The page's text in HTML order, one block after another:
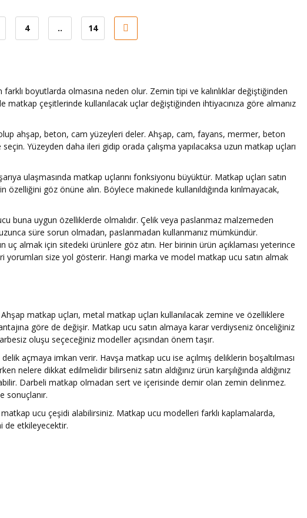
4 .. 14
boyutlarda olmasına neden olur. Zemin tipi ve kalınlıklar değiştiğinden
çeşitlerinde kullanılacak uçlar değiştiğinden ihtiyacınıza göre almanız
ahşap, beton, cam yüzeyleri deler. Ahşap, cam, fayans, mermer, beton
Yüzeyden daha ileri gidip orada çalışma yapılacaksa uzun matkap uçları
ulaşmasında matkap uçlarını fonksiyonu büyüktür. Matkap uçları satın
göz önüne alın. Böylece makinede kullanıldığında kırılmayacak,
buna uygun özelliklerde olmalıdır. Çelik veya paslanmaz malzemeden
süre sorun olmadan, paslanmadan kullanmanız mümkündür.
almak için sitedeki ürünlere göz atın. Her birinin ürün açıklaması yeterince
yorumları size yol gösterir. Hangi marka ve model matkap ucu satın almak
matkap uçları, metal matkap uçları kullanılacak zemine ve özelliklere
göre de değişir. Matkap ucu satın almaya karar verdiyseniz önceliğiniz
oluşu seçeceğiniz modeller açısından önem taşır.
açmaya imkan verir. Havşa matkap ucu ise açılmış deliklerin boşaltılması
dikkat edilmelidir bilirseniz satın aldığınız ürün karşılığında aldığınız
Darbeli matkap olmadan sert ve içerisinde demir olan zemin delinmez.
sonuçlanır.
ucu çeşidi alabilirsiniz. Matkap ucu modelleri farklı kaplamalarda,
de etkileyecektir.